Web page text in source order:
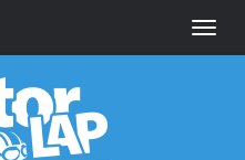
Toggle